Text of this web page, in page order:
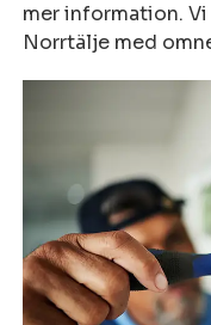
mer information.
Norrtälje med